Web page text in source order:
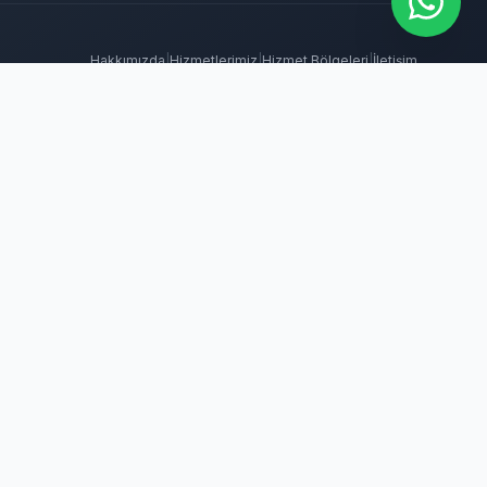
Hakkımızda|Hizmetlerimiz|Hizmet Bölgeleri|İletişim